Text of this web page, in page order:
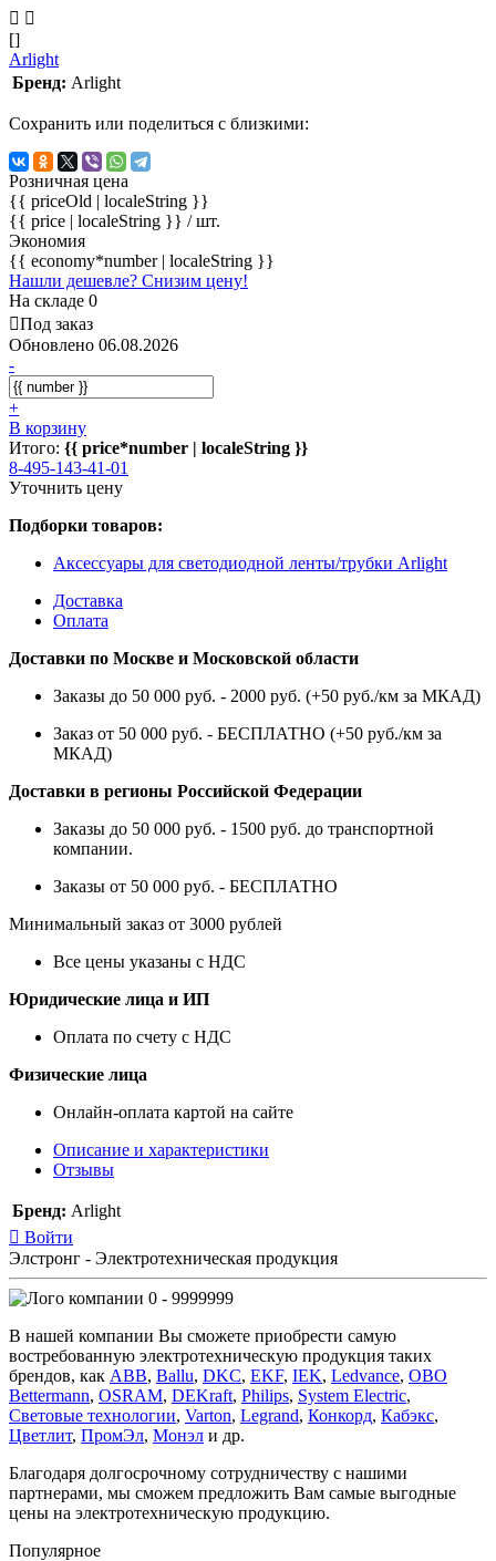
[]
Arlight
Бренд: Arlight
Сохранить или поделиться с близкими:
Розничная цена
{{ priceOld | localeString }}
{{ price | localeString }} / шт.
Экономия
{{ economy*number | localeString }}
Нашли дешевле? Снизим цену!
На складе 0
Под заказ
Обновлено 06.08.2026
-
+
В корзину
Итого: {{ price*number | localeString }}
8-495-143-41-01
Уточнить цену
Подборки товаров:
Аксессуары для светодиодной ленты/трубки Arlight
Доставка
Оплата
Доставки по Москве и Московской области
Заказы до 50 000 руб. - 2000 руб. (+50 руб./км за МКАД)
Заказ от 50 000 руб. - БЕСПЛАТНО (+50 руб./км за
МКАД)
Доставки в регионы Российской Федерации
Заказы до 50 000 руб. - 1500 руб. до транспортной
компании.
Заказы от 50 000 руб. - БЕСПЛАТНО
Минимальный заказ от 3000 рублей
Все цены указаны с НДС
Юридические лица и ИП
Оплата по счету с НДС
Физические лица
Онлайн-оплата картой на сайте
Описание и характеристики
Отзывы
Бренд: Arlight
Войти
Элстронг - Электротехническая продукция
0 - 9999999
В нашей компании Вы сможете приобрести самую
востребованную электротехническую продукция таких
брендов, как ABB, Ballu, DKC, EKF, IEK, Ledvance, OBO
Bettermann, OSRAM, DEKraft, Philips, System Electric,
Световые технологии, Varton, Legrand, Конкорд, Кабэкс,
Цветлит, ПромЭл, Монэл и др.
Благодаря долгосрочному сотрудничеству с нашими
партнерами, мы сможем предложить Вам самые выгодные
цены на электротехническую продукцию.
Популярное